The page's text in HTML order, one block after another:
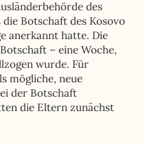
des
Botschaft des Kosovo
anerkannt hatte. Die
– eine Woche,
wurde. Für
mögliche, neue
der Botschaft
die Eltern zunächst